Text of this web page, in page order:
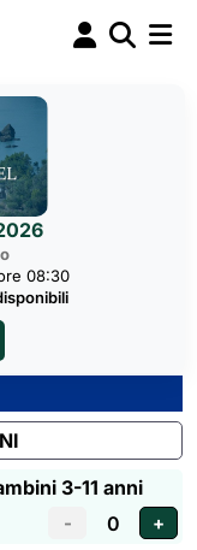
08:30
3-11 anni